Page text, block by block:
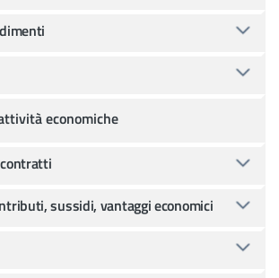
economiche
sussidi, vantaggi economici